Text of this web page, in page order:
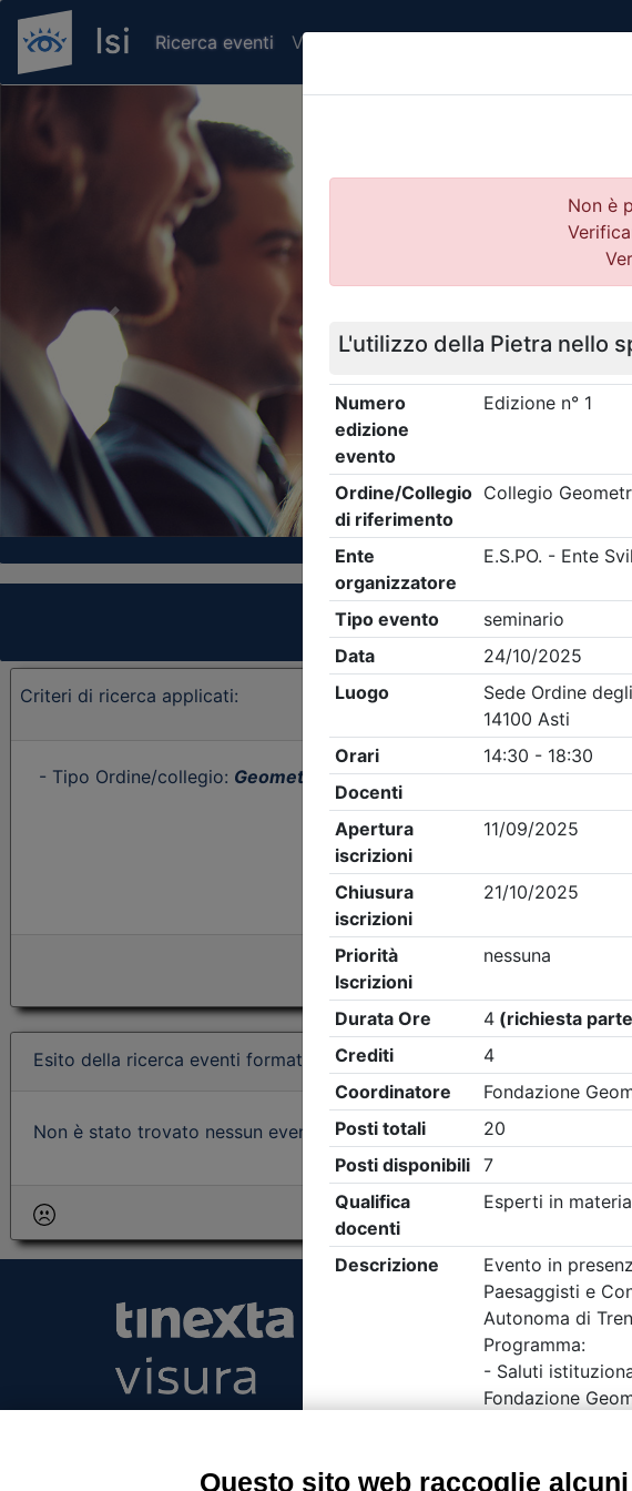
Ricerca eventi Verifica attestato di presenza
Previous
Clicca qui -
Criteri di ricerca applicati:
- Tipo Ordine/collegio: Geometri - Ordine:Asti- Eventi in
Esito della ricerca eventi formativi
Non è stato trovato nessun evento formativo con i parametri di ricerca
Questo sito web raccoglie